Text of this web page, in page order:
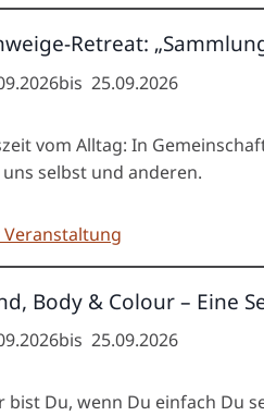
Retreat:
bis 25.09.2026
vom Alltag: In
selbst und anderen.
Veranstaltung
Body & Colour – Eine
bis 25.09.2026
bist Du, wenn Du einfach Du